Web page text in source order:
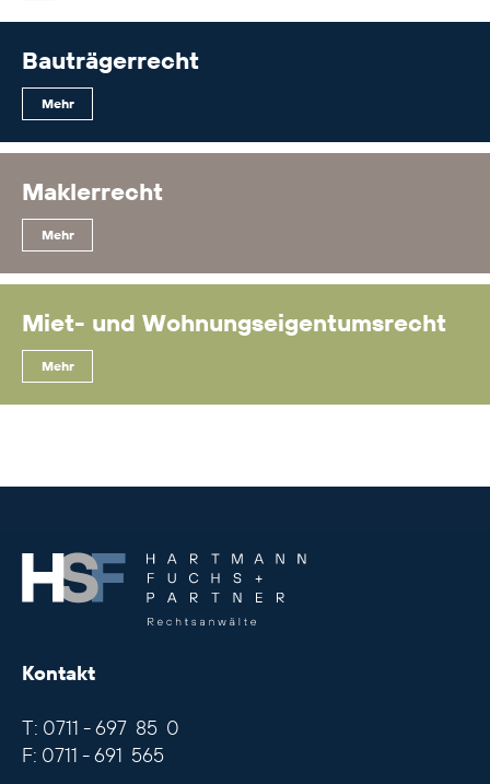
Bauträgerrecht
Mehr
Maklerrecht
Mehr
Miet- und Wohnungseigentumsrecht
Mehr
Kontakt
T: 0711 - 697 85 0
F: 0711 - 691 565